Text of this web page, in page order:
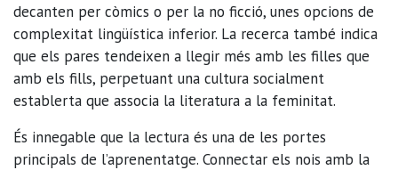
decanten per còmics o per la no ficció, unes opcions de
complexitat lingüística inferior. La recerca també indica
que els pares tendeixen a llegir més amb les filles que
amb els fills, perpetuant una cultura socialment
establerta que associa la literatura a la feminitat.
És innegable que la lectura és una de les portes
principals de l’aprenentatge. Connectar els nois amb la